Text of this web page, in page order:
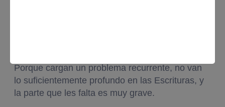
Porque cargan un problema recurrente, no van
lo suficientemente profundo en las Escrituras, y
la parte que les falta es muy grave.